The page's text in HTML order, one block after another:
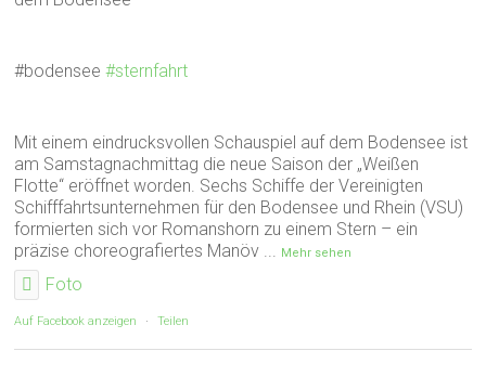
#bodensee#sternfahrt
Mit einem eindrucksvollen Schauspiel auf dem Bodensee ist
am Samstagnachmittag die neue Saison der „Weißen
Flotte“ eröffnet worden. Sechs Schiffe der Vereinigten
Schifffahrtsunternehmen für den Bodensee und Rhein (VSU)
formierten sich vor Romanshorn zu einem Stern – ein
präzise choreografiertes Manöv ... Mehr sehen
Foto
Auf Facebook anzeigen · Teilen